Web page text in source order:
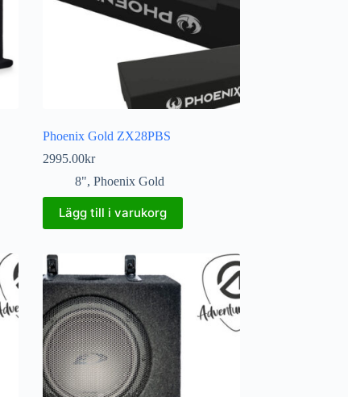
Phoenix Gold ZX28PBS
2995.00kr
8", Phoenix Gold
Lägg till i varukorg